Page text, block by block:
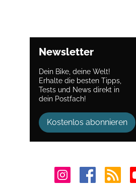
Newsletter
Dein Bike, deine Welt!
Erhalte die besten Tipps,
Tests und News direkt in
dein Postfach!
Kostenlos abonnieren